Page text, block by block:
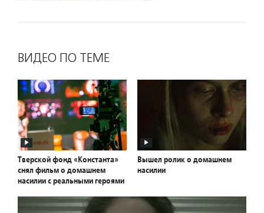
ВИДЕО ПО ТЕМЕ
Тверской фонд «Константа»
снял фильм о домашнем
насилии с реальными героями
Вышел ролик о домашнем
насилии